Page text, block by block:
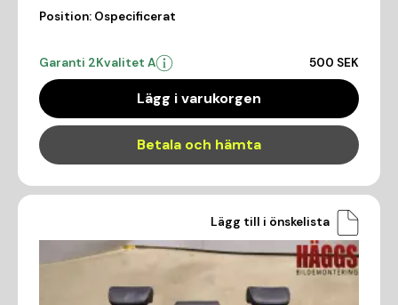
Position: Ospecificerat
Garanti 2Kvalitet A 500 SEK
Lägg i varukorgen
Betala och hämta
Lägg till i önskelista